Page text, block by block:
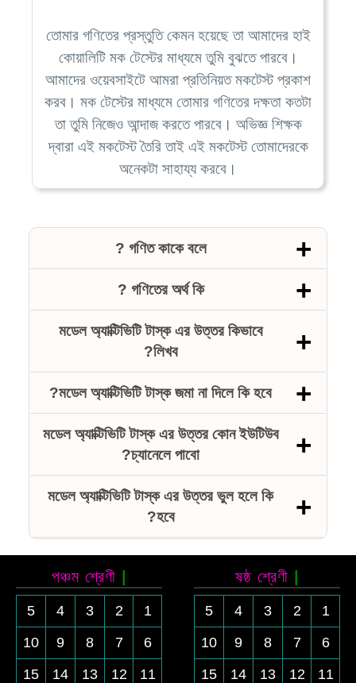
তোমার গণিতের প্রস্তুতি কেমন হয়েছে তা আমাদের হাই
কোয়ালিটি মক টেস্টের মাধ্যমে তুমি বুঝতে পারবে।
আমাদের ওয়েবসাইটে আমরা প্রতিনিয়ত মকটেস্ট প্রকাশ
করব। মক টেস্টের মাধ্যমে তোমার গণিতের দক্ষতা কতটা
তা তুমি নিজেও আন্দাজ করতে পারবে। অভিজ্ঞ শিক্ষক
দ্বারা এই মকটেস্ট তৈরি তাই এই মকটেস্ট তোমাদেরকে
অনেকটা সাহায্য করবে।
গণিত কাকে বলে ?
গণিতের অর্থ কি ?
মডেল অ্যাক্টিভিটি টাস্ক এর উত্তর কিভাবে
লিখব?
মডেল অ্যাক্টিভিটি টাস্ক জমা না দিলে কি হবে?
মডেল অ্যাক্টিভিটি টাস্ক এর উত্তর কোন ইউটিউব
চ্যানেলে পাবো?
মডেল অ্যাক্টিভিটি টাস্ক এর উত্তর ভুল হলে কি
হবে?
পঞ্চম শ্রেণী
1
2
3
4
5
6
7
8
9
10
11
12
13
14
15
ষষ্ঠ শ্রেণী
1
2
3
4
5
6
7
8
9
10
11
12
13
14
15